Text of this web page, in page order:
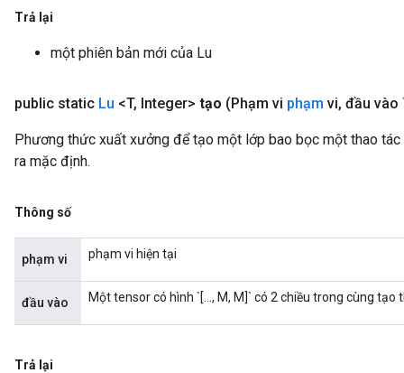
Trả lại
một phiên bản mới của Lu
public static Lu <T, Integer> tạo (Phạm vi phạm vi, đầu vào
Phương thức xuất xưởng để tạo một lớp bao bọc một thao
ra mặc định.
Thông số
phạm vi phạm vi hiện tại
đầu vào Một tensor có hình `[..., M, M]` có 2 chiều trong cùng
Trả lại